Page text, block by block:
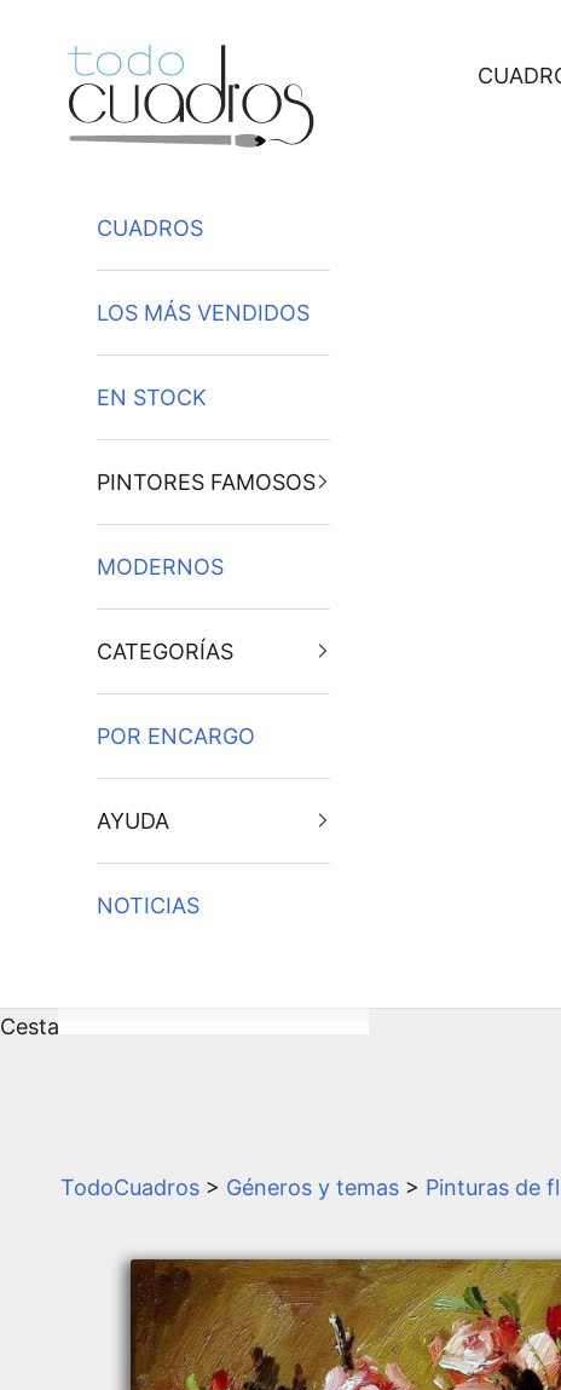
CUADROS
LOS MÁS VENDIDOS
EN STOCK
PINTORES FAMOSOS
MODERNOS
CATEGORÍAS
POR ENCARGO
AYUDA
NOTICIAS
Cesta
TodoCuadros > Géneros y temas > Pinturas de